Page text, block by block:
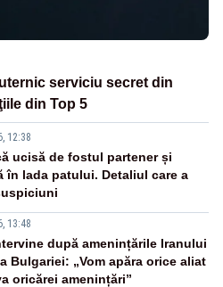
serviciu secret din
din Top 5
12:38
ucisă de fostul partener și
în lada patului. Detaliul care a
13:48
după amenințările Iranului
Bulgariei: „Vom apăra orice aliat
oricărei amenințări”